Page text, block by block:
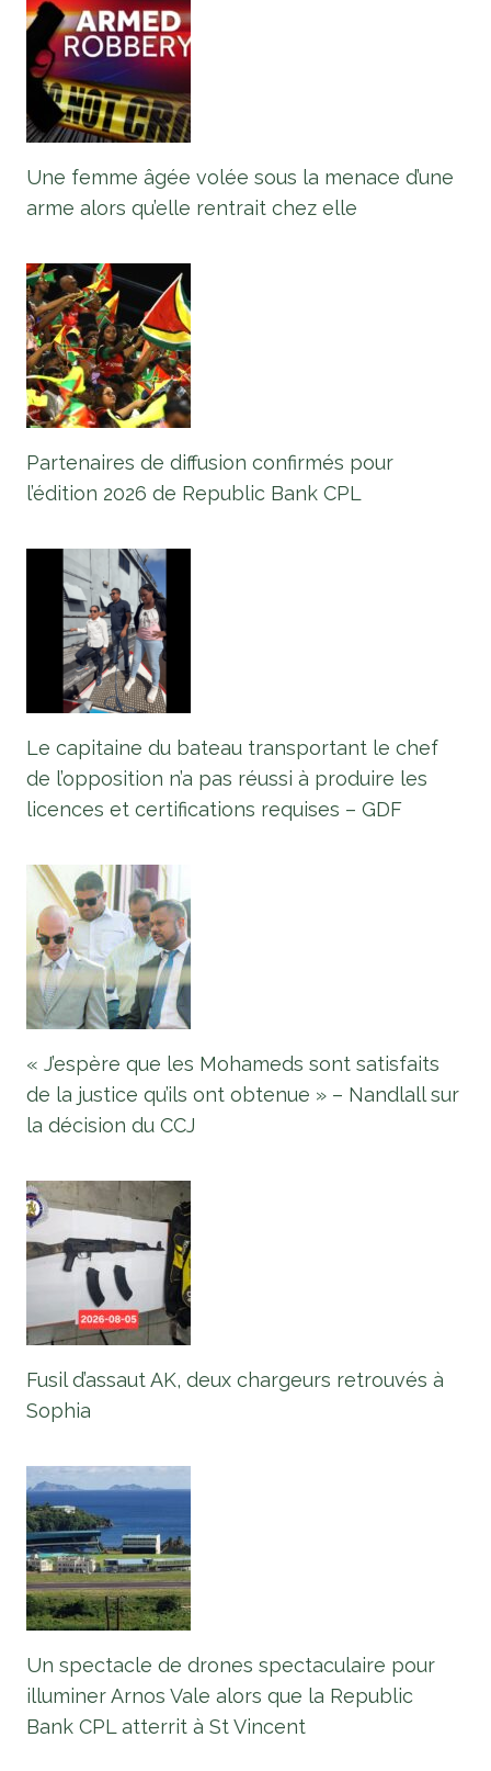
Une femme âgée volée sous la menace d’une
arme alors qu’elle rentrait chez elle
Partenaires de diffusion confirmés pour
l’édition 2026 de Republic Bank CPL
Le capitaine du bateau transportant le chef
de l’opposition n’a pas réussi à produire les
licences et certifications requises – GDF
« J’espère que les Mohameds sont satisfaits
de la justice qu’ils ont obtenue » – Nandlall sur
la décision du CCJ
Fusil d’assaut AK, deux chargeurs retrouvés à
Sophia
Un spectacle de drones spectaculaire pour
illuminer Arnos Vale alors que la Republic
Bank CPL atterrit à St Vincent